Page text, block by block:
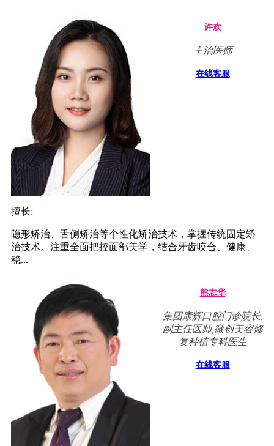
许欢
主治医师
在线客服
擅长:
隐形矫治、舌侧矫治等个性化矫治技术，掌握传统固定矫
治技术。注重全面把控面部美学，结合牙齿咬合、健康、
稳...
熊志华
集团康辉口腔门诊院长,
副主任医师,微创美容修
复种植专科医生
在线客服